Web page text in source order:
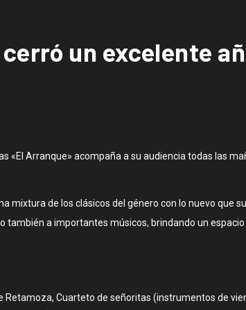
un excelente
«El Arranque» acompaña a su audiencia todas las
mixtura de los clásicos del género con lo nuevo que
a importantes músicos, brindando un
Retamoza, Cuarteto de señoritas (instrumentos de